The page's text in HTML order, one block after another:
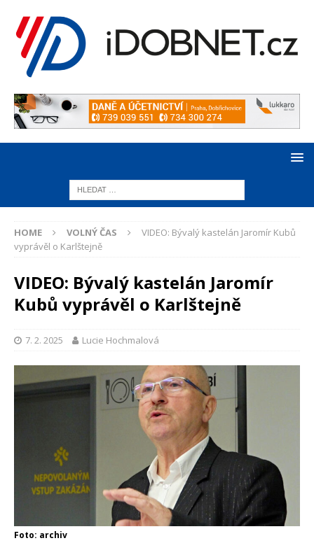
HOME VOLNÝ ČAS
VIDEO: Bývalý kastelán Jaromír Kubů
vyprávěl o Karlštejně
VIDEO: Bývalý kastelán Jaromír
Kubů vyprávěl o Karlštejně
7. 2. 2025 Lucie Hochmalová
Foto: archiv